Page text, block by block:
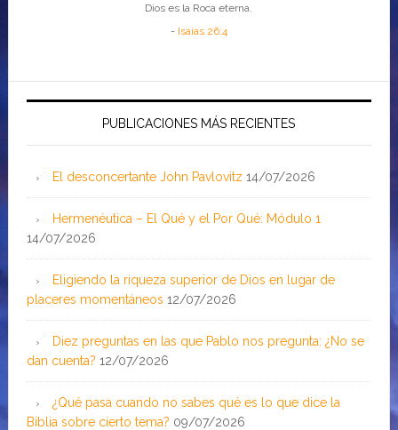
Dios es la Roca eterna.
- Isaías 26:4
PUBLICACIONES MÁS RECIENTES
El desconcertante John Pavlovitz 14/07/2026
Hermenéutica – El Qué y el Por Qué: Módulo 1
14/07/2026
Eligiendo la riqueza superior de Dios en lugar de
placeres momentáneos 12/07/2026
Diez preguntas en las que Pablo nos pregunta: ¿No se
dan cuenta? 12/07/2026
¿Qué pasa cuando no sabes qué es lo que dice la
Biblia sobre cierto tema? 09/07/2026